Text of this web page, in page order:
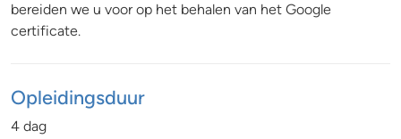
bereiden we u voor op het behalen van het Google
certificate.
Opleidingsduur
4 dag